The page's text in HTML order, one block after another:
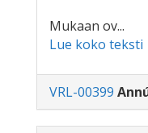
Mukaan ov...
Lue koko teksti
VRL-00399